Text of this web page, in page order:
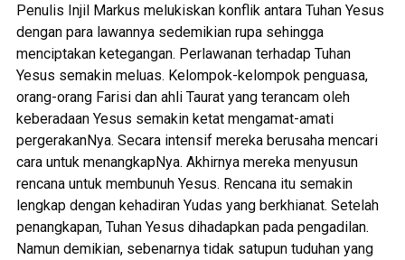
Penulis Injil Markus melukiskan konflik antara Tuhan Yesus
dengan para lawannya sedemikian rupa sehingga
menciptakan ketegangan. Perlawanan terhadap Tuhan
Yesus semakin meluas. Kelompok-kelompok penguasa,
orang-orang Farisi dan ahli Taurat yang terancam oleh
keberadaan Yesus semakin ketat mengamat-amati
pergerakanNya. Secara intensif mereka berusaha mencari
cara untuk menangkapNya. Akhirnya mereka menyusun
rencana untuk membunuh Yesus. Rencana itu semakin
lengkap dengan kehadiran Yudas yang berkhianat. Setelah
penangkapan, Tuhan Yesus dihadapkan pada pengadilan.
Namun demikian, sebenarnya tidak satupun tuduhan yang